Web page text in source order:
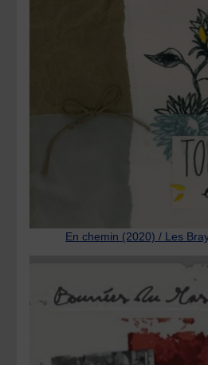
En chemin (2020) / Les